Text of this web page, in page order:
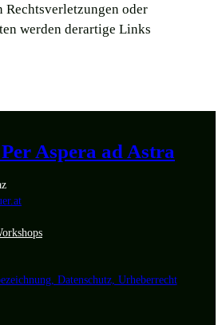
Rechtsverletzungen oder
werden derartige Links
Aspera ad Astra
Datenschutz, Urheberrecht